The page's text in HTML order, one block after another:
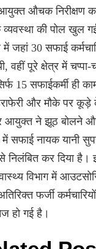
औचक निरीक्षण
व्यवस्था की पोल खुल
में जहां 30 सफाई
वहीं पूरे क्षेत्र में
15 सफाईकर्मी ही
और मौके पर
ने झूठ बोलने और
सफाई नायक यानी
निलंबित कर दिया है।
विभाग में
फर्जी
हो गई है।